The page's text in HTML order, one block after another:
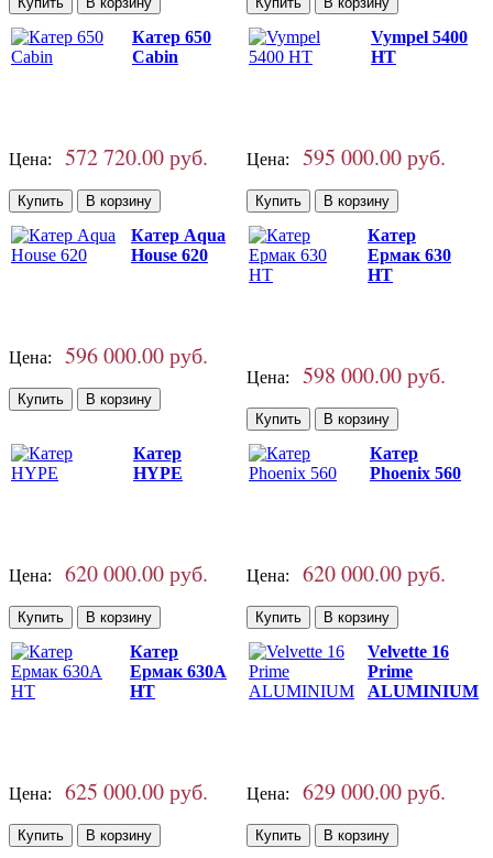
Катер 650
Cabin
Цена: 572 720.00 руб.
Vympel 5400
HT
Цена: 595 000.00 руб.
Катер Aqua
House 620
Цена: 596 000.00 руб.
Катер
Ермак 630
HT
Цена: 598 000.00 руб.
Катер
HYPE
Цена: 620 000.00 руб.
Катер
Phoenix 560
Цена: 620 000.00 руб.
Катер
Ермак 630A
НТ
Цена: 625 000.00 руб.
Velvette 16
Prime
ALUMINIUM
Цена: 629 000.00 руб.